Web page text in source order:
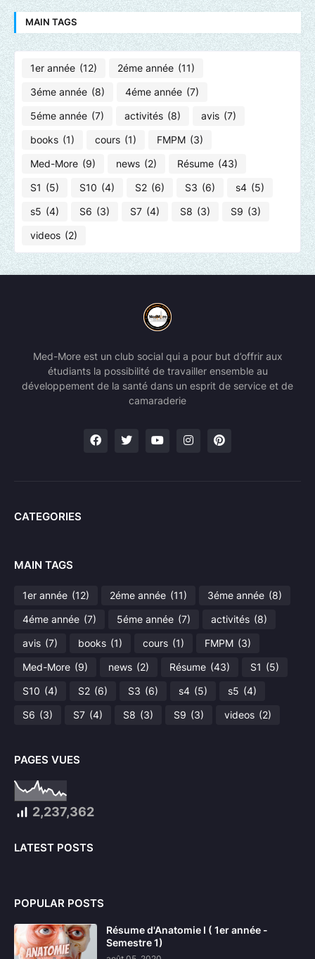
MAIN TAGS
1er année (12) 2éme année (11)
3éme année (8) 4éme année (7)
5éme année (7) activités (8) avis (7)
books (1) cours (1) FMPM (3)
Med-More (9) news (2) Résume (43)
S1 (5) S10 (4) S2 (6) S3 (6) s4 (5)
s5 (4) S6 (3) S7 (4) S8 (3) S9 (3)
videos (2)
Med-More est un club social qui a pour but d’offrir aux
étudiants la possibilité de travailler ensemble au
développement de la santé dans un esprit de service et de
camaraderie
CATEGORIES
MAIN TAGS
1er année (12) 2éme année (11) 3éme année (8)
4éme année (7) 5éme année (7) activités (8)
avis (7) books (1) cours (1) FMPM (3)
Med-More (9) news (2) Résume (43) S1 (5)
S10 (4) S2 (6) S3 (6) s4 (5) s5 (4)
S6 (3) S7 (4) S8 (3) S9 (3) videos (2)
PAGES VUES
2,237,362
LATEST POSTS
POPULAR POSTS
Résume d'Anatomie I ( 1er année -
Semestre 1)